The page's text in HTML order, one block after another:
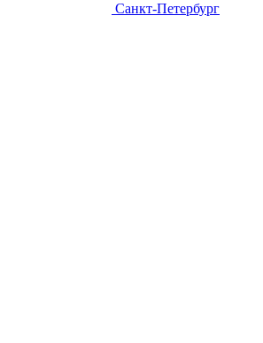
Санкт-Петербург